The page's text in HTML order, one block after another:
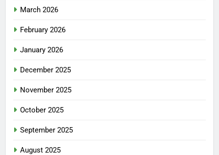
March 2026
February 2026
January 2026
December 2025
November 2025
October 2025
September 2025
August 2025